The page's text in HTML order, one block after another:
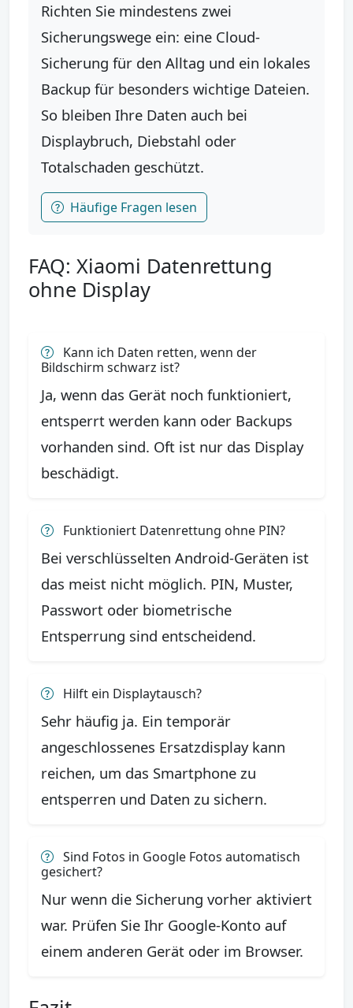
Richten Sie mindestens zwei
Sicherungswege ein: eine Cloud-
Sicherung für den Alltag und ein lokales
Backup für besonders wichtige Dateien.
So bleiben Ihre Daten auch bei
Displaybruch, Diebstahl oder
Totalschaden geschützt.
Häufige Fragen lesen
FAQ: Xiaomi Datenrettung
ohne Display
Kann ich Daten retten, wenn der
Bildschirm schwarz ist?
Ja, wenn das Gerät noch funktioniert,
entsperrt werden kann oder Backups
vorhanden sind. Oft ist nur das Display
beschädigt.
Funktioniert Datenrettung ohne PIN?
Bei verschlüsselten Android-Geräten ist
das meist nicht möglich. PIN, Muster,
Passwort oder biometrische
Entsperrung sind entscheidend.
Hilft ein Displaytausch?
Sehr häufig ja. Ein temporär
angeschlossenes Ersatzdisplay kann
reichen, um das Smartphone zu
entsperren und Daten zu sichern.
Sind Fotos in Google Fotos automatisch
gesichert?
Nur wenn die Sicherung vorher aktiviert
war. Prüfen Sie Ihr Google-Konto auf
einem anderen Gerät oder im Browser.